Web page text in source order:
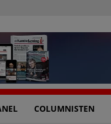
COLUMNISTEN